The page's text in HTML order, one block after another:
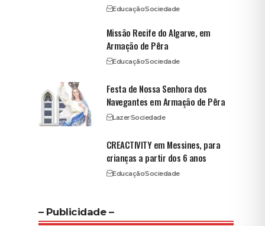
EducaçãoSociedade
Missão Recife do Algarve, em
Armação de Pêra
EducaçãoSociedade
Festa de Nossa Senhora dos
Navegantes em Armação de Pêra
LazerSociedade
CREACTIVITY em Messines, para
crianças a partir dos 6 anos
EducaçãoSociedade
– Publicidade –